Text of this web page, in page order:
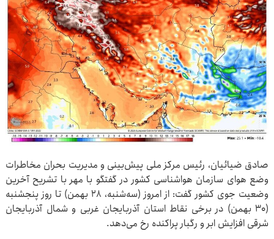
صادق ضیائیان، رئیس مرکز ملی پیش‌بینی و مدیریت بحران مخاطرات
وضع هوای سازمان هواشناسی کشور در گفتگو با مهر با تشریح آخرین
وضعیت جوی کشور گفت: از امروز (سه‌شنبه، ۲۸ بهمن) تا روز پنجشنبه
(۳۰ بهمن) در برخی نقاط استان آذربایجان غربی و شمال آذربایجان
شرقی افزایش ابر و رگبار پراکنده رخ می‌دهد.